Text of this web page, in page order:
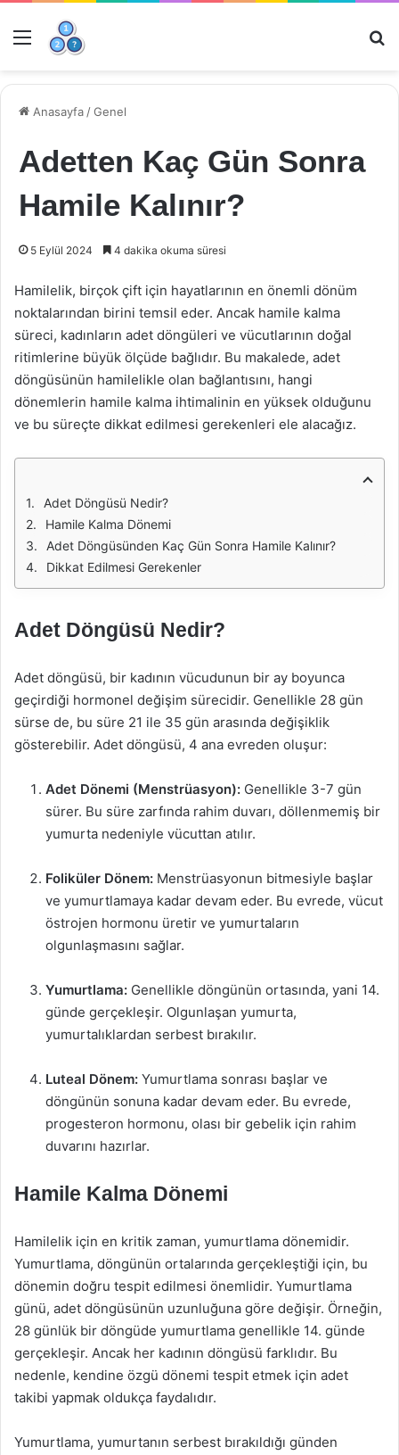
Menü
Anasayfa /Genel
Adetten Kaç Gün Sonra
Hamile Kalınır?
5 Eylül 2024 4 dakika okuma süresi
Hamilelik, birçok çift için hayatlarının en önemli dönüm
noktalarından birini temsil eder. Ancak hamile kalma
süreci, kadınların adet döngüleri ve vücutlarının doğal
ritimlerine büyük ölçüde bağlıdır. Bu makalede, adet
döngüsünün hamilelikle olan bağlantısını, hangi
dönemlerin hamile kalma ihtimalinin en yüksek olduğunu
ve bu süreçte dikkat edilmesi gerekenleri ele alacağız.
Adet Döngüsü Nedir?
Hamile Kalma Dönemi
Adet Döngüsünden Kaç Gün Sonra Hamile Kalınır?
Dikkat Edilmesi Gerekenler
Adet Döngüsü Nedir?
Adet döngüsü, bir kadının vücudunun bir ay boyunca
geçirdiği hormonel değişim sürecidir. Genellikle 28 gün
sürse de, bu süre 21 ile 35 gün arasında değişiklik
gösterebilir. Adet döngüsü, 4 ana evreden oluşur:
Adet Dönemi (Menstrüasyon): Genellikle 3-7 gün
sürer. Bu süre zarfında rahim duvarı, döllenmemiş bir
yumurta nedeniyle vücuttan atılır.
Foliküler Dönem: Menstrüasyonun bitmesiyle başlar
ve yumurtlamaya kadar devam eder. Bu evrede, vücut
östrojen hormonu üretir ve yumurtaların
olgunlaşmasını sağlar.
Yumurtlama: Genellikle döngünün ortasında, yani 14.
günde gerçekleşir. Olgunlaşan yumurta,
yumurtalıklardan serbest bırakılır.
Luteal Dönem: Yumurtlama sonrası başlar ve
döngünün sonuna kadar devam eder. Bu evrede,
progesteron hormonu, olası bir gebelik için rahim
duvarını hazırlar.
Hamile Kalma Dönemi
Hamilelik için en kritik zaman, yumurtlama dönemidir.
Yumurtlama, döngünün ortalarında gerçekleştiği için, bu
dönemin doğru tespit edilmesi önemlidir. Yumurtlama
günü, adet döngüsünün uzunluğuna göre değişir. Örneğin,
28 günlük bir döngüde yumurtlama genellikle 14. günde
gerçekleşir. Ancak her kadının döngüsü farklıdır. Bu
nedenle, kendine özgü dönemi tespit etmek için adet
takibi yapmak oldukça faydalıdır.
Yumurtlama, yumurtanın serbest bırakıldığı günden